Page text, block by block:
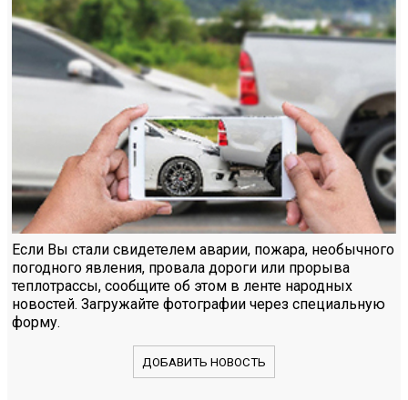
Если Вы стали свидетелем аварии, пожара, необычного
погодного явления, провала дороги или прорыва
теплотрассы, сообщите об этом в ленте народных
новостей. Загружайте фотографии через специальную
форму.
ДОБАВИТЬ НОВОСТЬ